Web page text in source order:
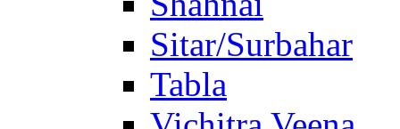
Sitar/Surbahar
Tabla